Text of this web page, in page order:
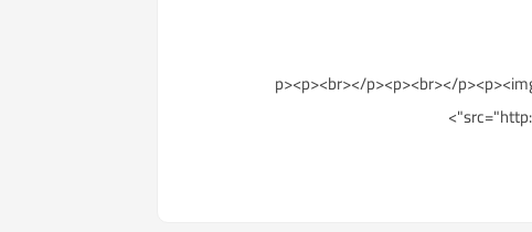
</p><p><br></p><p><br></